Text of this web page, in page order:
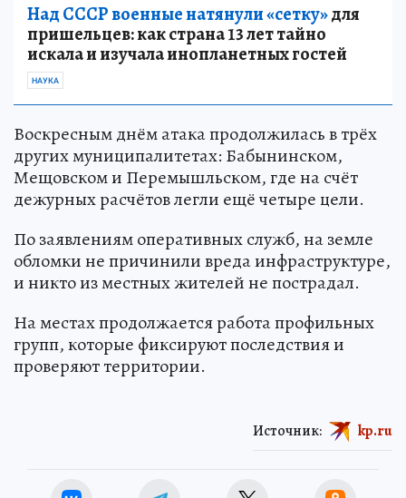
Над СССР военные натянули «сетку»для
пришельцев: как страна 13 лет тайно
искала и изучала инопланетных гостей
НАУКА
Воскресным днём атака продолжилась в трёх
других муниципалитетах: Бабынинском,
Мещовском и Перемышльском, где на счёт
дежурных расчётов легли ещё четыре цели.
По заявлениям оперативных служб, на земле
обломки не причинили вреда инфраструктуре,
и никто из местных жителей не пострадал.
На местах продолжается работа профильных
групп, которые фиксируют последствия и
проверяют территории.
Источник: kp.ru